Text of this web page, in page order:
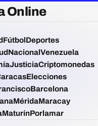
Online
Fútbol Deportes
Nacional Venezuela
JusticiaCriptomonedas
Elecciones
Barcelona
MéridaMaracay
MaturínPorlamar